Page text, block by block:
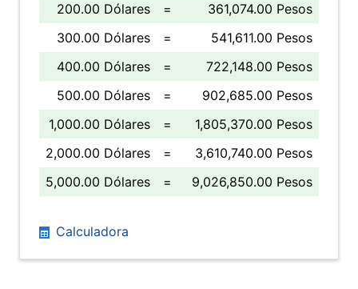
200.00 Dólares
=
361,074.00 Pesos
300.00 Dólares
=
541,611.00 Pesos
400.00 Dólares
=
722,148.00 Pesos
500.00 Dólares
=
902,685.00 Pesos
1,000.00 Dólares
=
1,805,370.00 Pesos
2,000.00 Dólares
=
3,610,740.00 Pesos
5,000.00 Dólares
= 9,026,850.00 Pesos
Calculadora